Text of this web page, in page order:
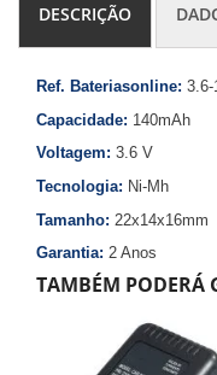
DESCRIÇÃO
Ref. Bateriasonline: 3.6-
Capacidade: 140mAh
Voltagem: 3.6 V
Tecnologia: Ni-Mh
Tamanho: 22x14x16mm
Garantia: 2 Anos
TAMBÉM PODERÁ